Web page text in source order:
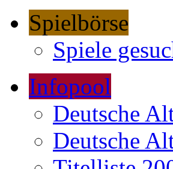
Spielbörse
Spiele
Infopool
Deutsche
Deutsche